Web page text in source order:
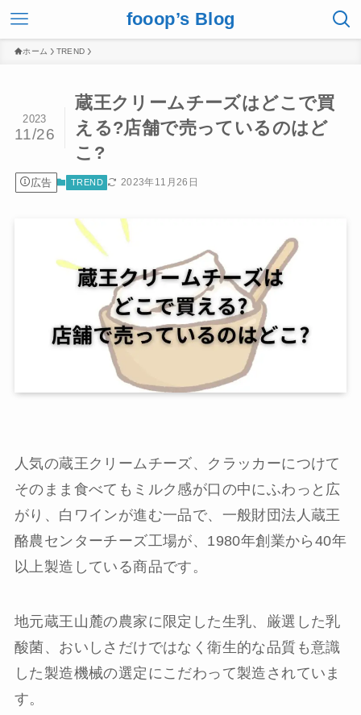
fooop’s Blog
ホーム TREND
蔵王クリームチーズはどこで買
える?店舗で売っているのはど
こ?
2023
11/26
広告 TREND 2023年11月26日
人気の蔵王クリームチーズ、クラッカーにつけて
そのまま食べてもミルク感が口の中にふわっと広
がり、白ワインが進む一品で、一般財団法人蔵王
酪農センターチーズ工場が、1980年創業から40年
以上製造している商品です。
地元蔵王山麓の農家に限定した生乳、厳選した乳
酸菌、おいしさだけではなく衛生的な品質も意識
した製造機械の選定にこだわって製造されていま
す。